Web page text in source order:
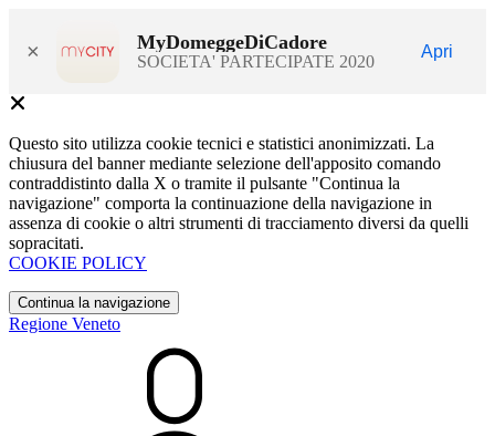
× MyDomeggeDiCadore
SOCIETA' PARTECIPATE 2020
Apri
Questo sito utilizza cookie tecnici e statistici anonimizzati. La
chiusura del banner mediante selezione dell'apposito comando
contraddistinto dalla X o tramite il pulsante "Continua la
navigazione" comporta la continuazione della navigazione in
assenza di cookie o altri strumenti di tracciamento diversi da quelli
sopracitati.
COOKIE POLICY
Continua la navigazione
Regione Veneto